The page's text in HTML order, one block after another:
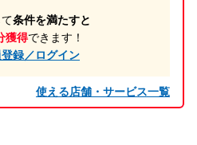
条件を満たすと
獲得できます！
録／ログイン
使える店舗・サービス一覧